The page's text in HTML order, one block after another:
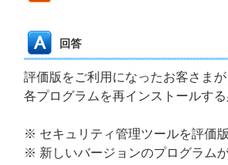
回答
評価版をご利用になったお客さま
各プログラムを再インストールす
※ セキュリティ管理ツールを評価
※ 新しいバージョンのプログラム